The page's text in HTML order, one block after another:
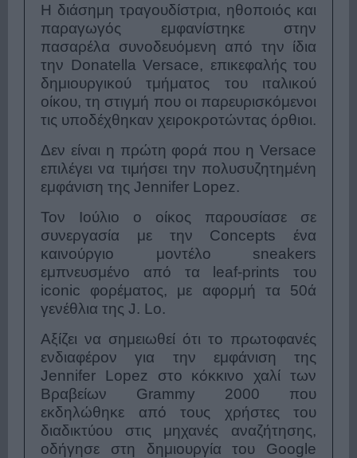
Η διάσημη τραγουδίστρια, ηθοποιός και
παραγωγός εμφανίστηκε στην
πασαρέλα συνοδευόμενη από την ίδια
την Donatella Versace, επικεφαλής του
δημιουργικού τμήματος του ιταλικού
οίκου, τη στιγμή που οι παρευρισκόμενοι
τις υποδέχθηκαν χειροκροτώντας όρθιοι.
Δεν είναι η πρώτη φορά που η Versace
επιλέγει να τιμήσει την πολυσυζητημένη
εμφάνιση της Jennifer Lopez.
Τον Ιούλιο ο οίκος παρουσίασε σε
συνεργασία με την Concepts ένα
καινούργιο μοντέλο sneakers
εμπνευσμένο από τα leaf-prints του
iconic φορέματος, με αφορμή τα 50ά
γενέθλια της J. Lo.
Αξίζει να σημειωθεί ότι το πρωτοφανές
ενδιαφέρον για την εμφάνιση της
Jennifer Lopez στο κόκκινο χαλί των
Βραβείων Grammy 2000 που
εκδηλώθηκε από τους χρήστες του
διαδικτύου στις μηχανές αναζήτησης,
οδήγησε στη δημιουργία του Google